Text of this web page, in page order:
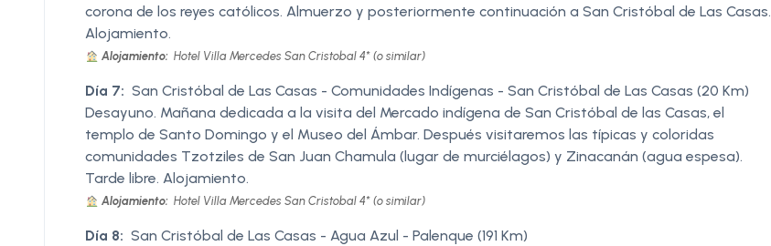
corona de los reyes católicos. Almuerzo y posteriormente continuación a San Cristóbal de Las Casas.
Alojamiento.
Alojamiento: Hotel Villa Mercedes San Cristobal 4* (o similar)
Día 7: San Cristóbal de Las Casas - Comunidades Indígenas - San Cristóbal de Las Casas (20 Km)
Desayuno. Mañana dedicada a la visita del Mercado indígena de San Cristóbal de las Casas, el
templo de Santo Domingo y el Museo del Ámbar. Después visitaremos las típicas y coloridas
comunidades Tzotziles de San Juan Chamula (lugar de murciélagos) y Zinacanán (agua espesa).
Tarde libre. Alojamiento.
Alojamiento: Hotel Villa Mercedes San Cristobal 4* (o similar)
Día 8: San Cristóbal de Las Casas - Agua Azul - Palenque (191 Km)